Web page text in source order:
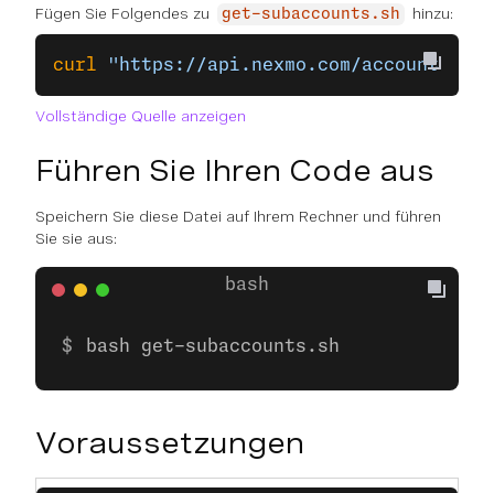
Fügen Sie Folgendes zu get-subaccounts.sh hinzu:
curl "https://api.nexmo.com/accounts/
Vollständige Quelle anzeigen
Führen Sie Ihren Code aus
Speichern Sie diese Datei auf Ihrem Rechner und führen
Sie sie aus:
bash get-subaccounts.sh
Voraussetzungen